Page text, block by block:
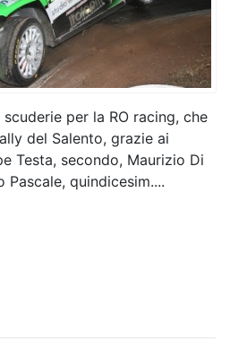
per la RO racing, che
del Salento, grazie ai
Testa, secondo, Maurizio Di
Pascale, quindicesim....